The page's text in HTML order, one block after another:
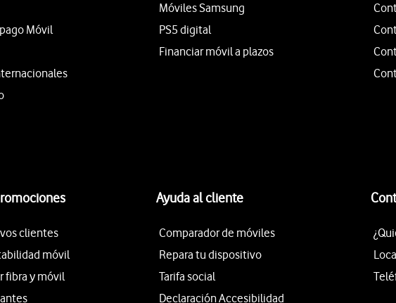
Móvil
Móviles Samsung
PS5 digital
Financiar móvil a plazos
clientes
móvil
fibra y móvil
Ayuda al cliente
Comparador de móviles
Repara tu dispositivo
Tarifa social
Declaración Accesibilidad